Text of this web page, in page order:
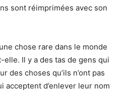
sont réimprimées avec son
chose rare dans le monde
Il y a des tas de gens qui
des choses qu’ils n’ont pas
acceptent d’enlever leur nom